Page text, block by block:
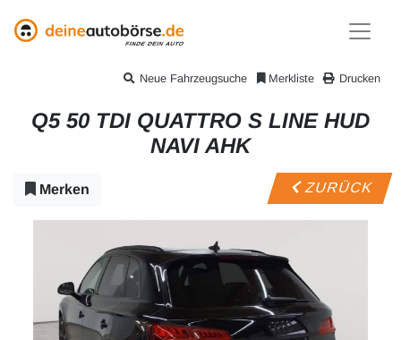
Drucken
Merkliste
Neue Fahrzeugsuche
Q5 50 TDI QUATTRO S LINE HUD
NAVI AHK
Merken ZURÜCK